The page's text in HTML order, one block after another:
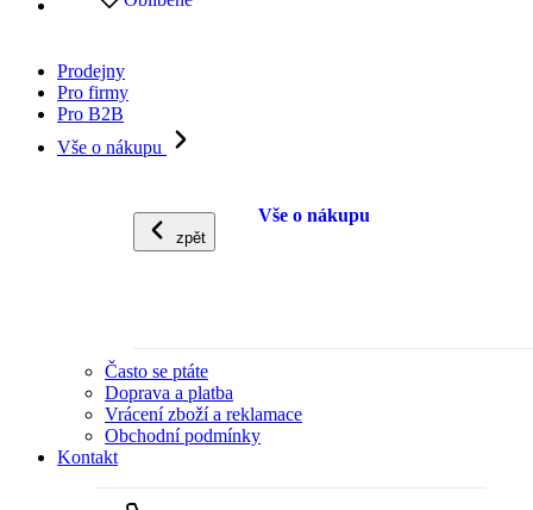
Prodejny
Pro firmy
Pro B2B
Vše o nákupu
zpět
Vše o nákupu
Často se ptáte
Doprava a platba
Vrácení zboží a reklamace
Obchodní podmínky
Kontakt